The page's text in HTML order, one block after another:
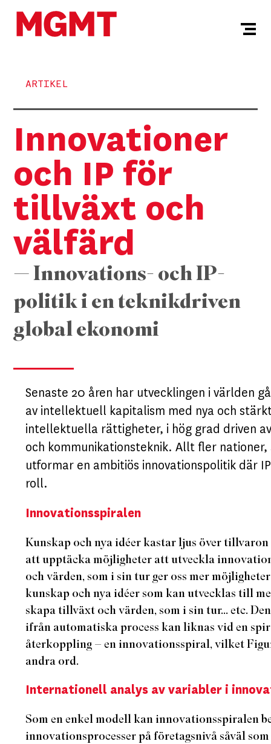
ARTIKEL
Innovationer
och IP för
tillväxt och
välfärd
— Innovations- och IP-
politik i en teknikdriven
global ekonomi
Senaste 20 åren har utvecklingen i världen
av intellektuell kapitalism med nya och
intellektuella rättigheter, i hög grad driven
och kommunikationsteknik. Allt fler nationer,
utformar en ambitiös innovationspolitik där
roll.
Innovationsspiralen
Kunskap och nya idéer kastar ljus över
att upptäcka möjligheter att utveckla
och värden, som i sin tur ger oss mer
kunskap och nya idéer som kan utvecklas till
skapa tillväxt och värden, som i sin tur… etc.
ifrån automatiska process kan liknas vid en
återkoppling – en innovationsspiral, vilket
andra ord.
Internationell analys av variabler i
Som en enkel modell kan innovationsspiralen
innovationsprocesser på företagsnivå såväl